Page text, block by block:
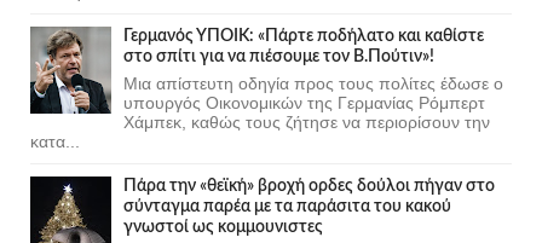
Γερμανός ΥΠΟΙΚ: «Πάρτε ποδήλατο και καθίστε
στο σπίτι για να πιέσουμε τον Β.Πούτιν»!
Μια απίστευτη οδηγία προς τους πολίτες έδωσε ο
υπουργός Οικονομικών της Γερμανίας Ρόμπερτ
Χάμπεκ, καθώς τους ζήτησε να περιορίσουν την
κατα...
Πάρα την «θεϊκή» βροχή ορδες δούλοι πήγαν στο
σύνταγμα παρέα με τα παράσιτα του κακού
γνωστοί ως κομμουνιστες